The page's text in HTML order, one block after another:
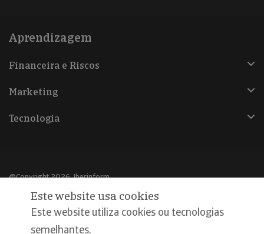
Aprendizagem
Financeira e Riscos
Marketing
Tecnologia
@Copyright 2026, Iberinform
Política de cookies
Este website usa cookies
Este website utiliza cookies ou tecnologias
semelhantes,